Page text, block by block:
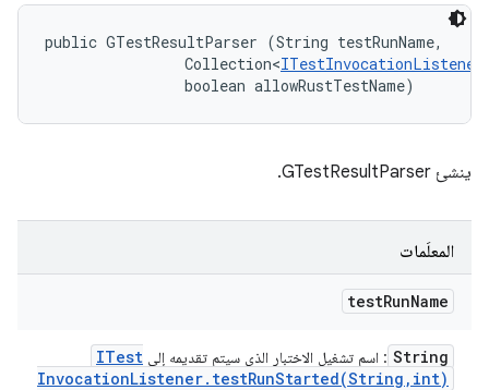
public GTestResultParser (String testRunName,
                Collection<
ITestInvocationListener
                boolean allowRustTestName)
ينشئ GTestResultParser.
المعلَمات
testRunName
String : اسم تشغيل الاختبار الذي سيتم تقديمه إلى ITest
InvocationListener. testRunStarted(String , int)